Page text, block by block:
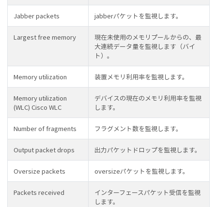
Jabber packets jabberパケットを監視します。
Largest free memory
現在未使用のメモリプールからの、最
大連続データ量を監視します（バイ
ト）。
Memory utilization 装置メモリ利用率を監視します。
Memory utilization
(WLC) Cisco WLC
デバイスの現在のメモリ利用率を監視
します。
Number of fragments フラグメント数を監視します。
Output packet drops 出力パケットドロップを監視します。
Oversize packets oversizeパケットを監視します。
Packets received
インターフェースパケット受信を監視
します。